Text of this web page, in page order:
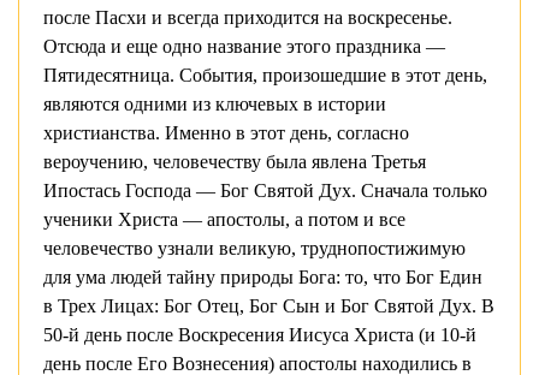
после Пасхи и всегда приходится на воскресенье.
Отсюда и еще одно название этого праздника —
Пятидесятница. События, произошедшие в этот день,
являются одними из ключевых в истории
христианства. Именно в этот день, согласно
вероучению, человечеству была явлена Третья
Ипостась Господа — Бог Святой Дух. Сначала только
ученики Христа — апостолы, а потом и все
человечество узнали великую, труднопостижимую
для ума людей тайну природы Бога: то, что Бог Един
в Трех Лицах: Бог Отец, Бог Сын и Бог Святой Дух. В
50-й день после Воскресения Иисуса Христа (и 10-й
день после Его Вознесения) апостолы находились в